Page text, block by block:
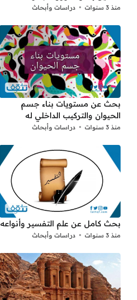
منذ 3 سنوات دراسات وأبحاث
بحث عن مستويات بناء جسم
الحيوان والتركيب الداخلي له
منذ 3 سنوات دراسات وأبحاث
بحث كامل عن علم التفسير وأنواعه
منذ 3 سنوات دراسات وأبحاث